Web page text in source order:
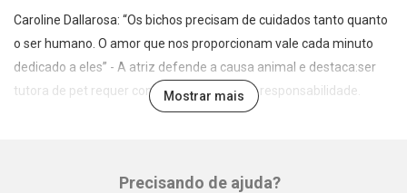
Caroline Dallarosa: “Os bichos precisam de cuidados tanto quanto
o ser humano. O amor que nos proporcionam vale cada minuto
dedicado a eles” - A atriz defende a causa animal e destaca:ser
tutora de pet requer compromisso e muita responsabilidade.
Mostrar mais
Precisando de ajuda?